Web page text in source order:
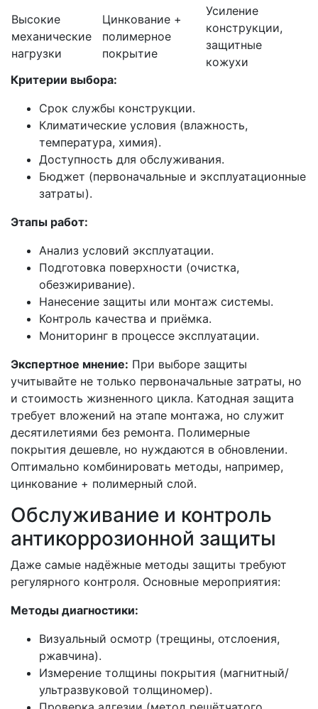
Высокие
механические
нагрузки
Цинкование +
полимерное
покрытие
Усиление
конструкции,
защитные
кожухи
Критерии выбора:
Срок службы конструкции.
Климатические условия (влажность,
температура, химия).
Доступность для обслуживания.
Бюджет (первоначальные и эксплуатационные
затраты).
Этапы работ:
Анализ условий эксплуатации.
Подготовка поверхности (очистка,
обезжиривание).
Нанесение защиты или монтаж системы.
Контроль качества и приёмка.
Мониторинг в процессе эксплуатации.
Экспертное мнение: При выборе защиты
учитывайте не только первоначальные затраты, но
и стоимость жизненного цикла. Катодная защита
требует вложений на этапе монтажа, но служит
десятилетиями без ремонта. Полимерные
покрытия дешевле, но нуждаются в обновлении.
Оптимально комбинировать методы, например,
цинкование + полимерный слой.
Обслуживание и контроль
антикоррозионной защиты
Даже самые надёжные методы защиты требуют
регулярного контроля. Основные мероприятия:
Методы диагностики:
Визуальный осмотр (трещины, отслоения,
ржавчина).
Измерение толщины покрытия (магнитный/
ультразвуковой толщиномер).